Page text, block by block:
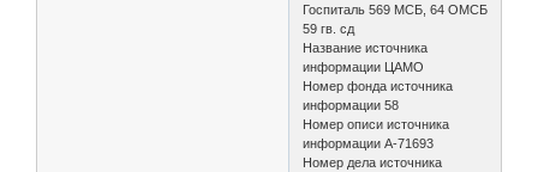
Госпиталь 569 МСБ, 64 ОМСБ
59 гв. сд
Название источника
информации ЦАМО
Номер фонда источника
информации 58
Номер описи источника
информации А-71693
Номер дела источника